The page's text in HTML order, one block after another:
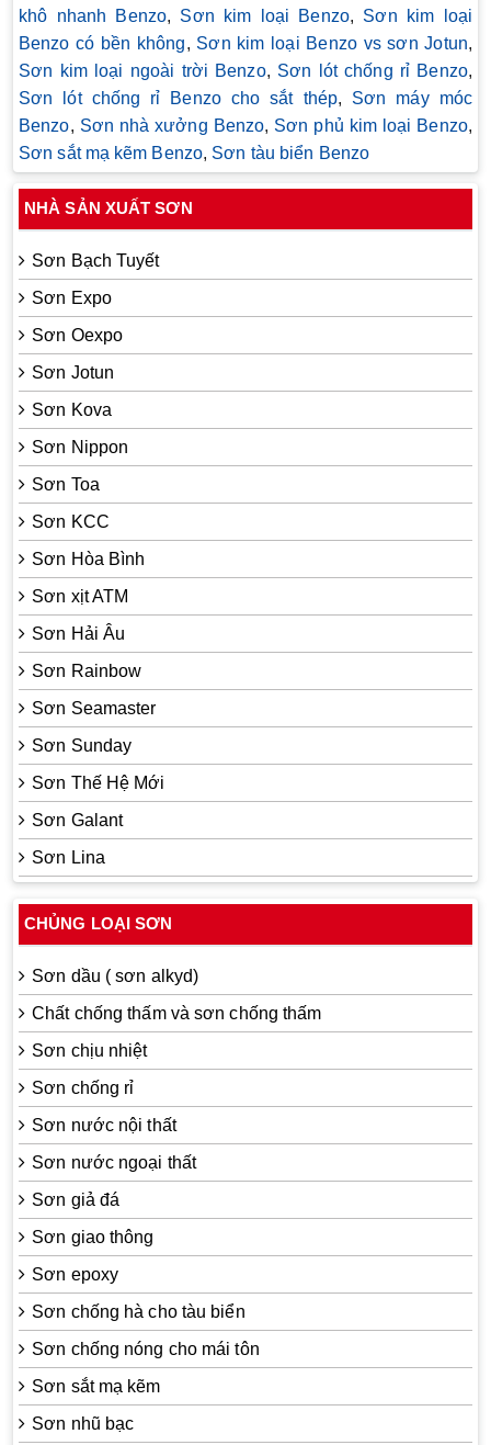
khô nhanh Benzo, Sơn kim loại Benzo, Sơn kim loại
Benzo có bền không, Sơn kim loại Benzo vs sơn Jotun,
Sơn kim loại ngoài trời Benzo, Sơn lót chống rỉ Benzo,
Sơn lót chống rỉ Benzo cho sắt thép, Sơn máy móc
Benzo, Sơn nhà xưởng Benzo, Sơn phủ kim loại Benzo,
Sơn sắt mạ kẽm Benzo, Sơn tàu biển Benzo
NHÀ SẢN XUẤT SƠN
Sơn Bạch Tuyết
Sơn Expo
Sơn Oexpo
Sơn Jotun
Sơn Kova
Sơn Nippon
Sơn Toa
Sơn KCC
Sơn Hòa Bình
Sơn xịt ATM
Sơn Hải Âu
Sơn Rainbow
Sơn Seamaster
Sơn Sunday
Sơn Thế Hệ Mới
Sơn Galant
Sơn Lina
CHỦNG LOẠI SƠN
Sơn dầu ( sơn alkyd)
Chất chống thấm và sơn chống thấm
Sơn chịu nhiệt
Sơn chống rỉ
Sơn nước nội thất
Sơn nước ngoại thất
Sơn giả đá
Sơn giao thông
Sơn epoxy
Sơn chống hà cho tàu biển
Sơn chống nóng cho mái tôn
Sơn sắt mạ kẽm
Sơn nhũ bạc